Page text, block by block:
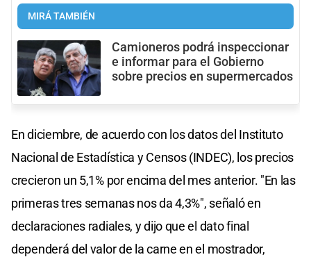
MIRÁ TAMBIÉN
Camioneros podrá inspeccionar
e informar para el Gobierno
sobre precios en supermercados
En diciembre, de acuerdo con los datos del Instituto
Nacional de Estadística y Censos (INDEC), los precios
crecieron un 5,1% por encima del mes anterior. "En las
primeras tres semanas nos da 4,3%", señaló en
declaraciones radiales, y dijo que el dato final
dependerá del valor de la carne en el mostrador,